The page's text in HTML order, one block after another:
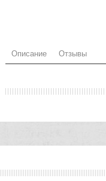
Описание Отзывы